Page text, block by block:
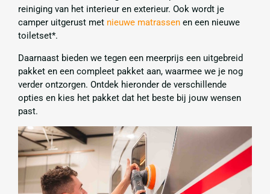
reiniging van het interieur en exterieur. Ook wordt je
camper uitgerust met nieuwe matrassen en een nieuwe
toiletset*.
Daarnaast bieden we tegen een meerprijs een uitgebreid
pakket en een compleet pakket aan, waarmee we je nog
verder ontzorgen. Ontdek hieronder de verschillende
opties en kies het pakket dat het beste bij jouw wensen
past.